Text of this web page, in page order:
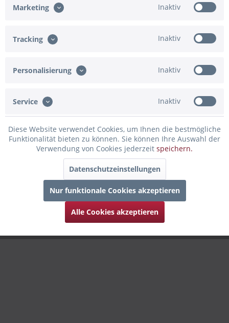
Marketing Inaktiv
Tracking Inaktiv
Personalisierung Inaktiv
Service Inaktiv
Diese Website verwendet Cookies, um Ihnen die bestmögliche
Funktionalität bieten zu können. Sie können Ihre Auswahl der
Verwendung von Cookies jederzeit speichern.
Datenschutzeinstellungen
Nur funktionale Cookies akzeptieren
Alle Cookies akzeptieren